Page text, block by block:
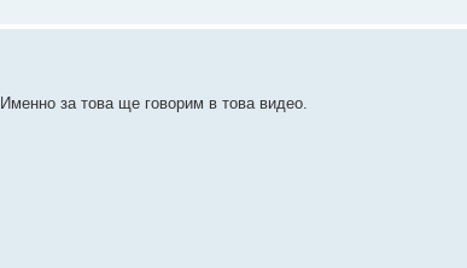
.Именно за това ще говорим в това видео.